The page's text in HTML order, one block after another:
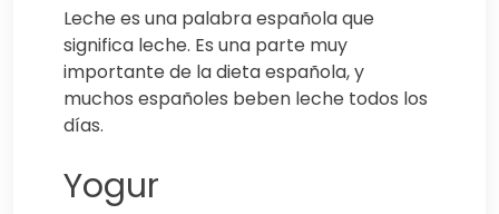
Leche es una palabra española que
significa leche. Es una parte muy
importante de la dieta española, y
muchos españoles beben leche todos los
días.
Yogur